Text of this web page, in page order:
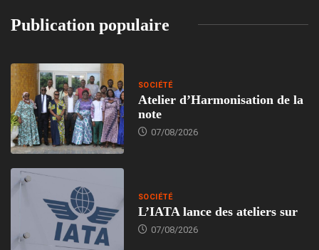
Publication populaire
SOCIÉTÉ
Atelier d’Harmonisation de la
note
07/08/2026
SOCIÉTÉ
L’IATA lance des ateliers sur
07/08/2026